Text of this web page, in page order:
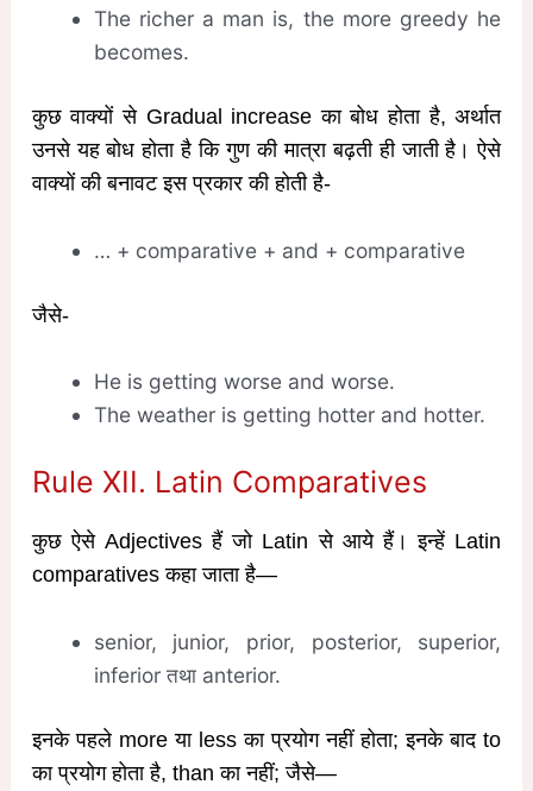
The richer a man is, the more greedy he
becomes.
कुछ वाक्यों से Gradual increase का बोध होता है, अर्थात
उनसे यह बोध होता है कि गुण की मात्रा बढ़ती ही जाती है। ऐसे
वाक्यों की बनावट इस प्रकार की होती है-
… + comparative + and + comparative
जैसे-
He is getting worse and worse.
The weather is getting hotter and hotter.
Rule XII. Latin Comparatives
कुछ ऐसे Adjectives हैं जो Latin से आये हैं। इन्हें Latin
comparatives कहा जाता है—
senior, junior, prior, posterior, superior,
inferior तथा anterior.
इनके पहले more या less का प्रयोग नहीं होता; इनके बाद to
का प्रयोग होता है, than का नहीं; जैसे—